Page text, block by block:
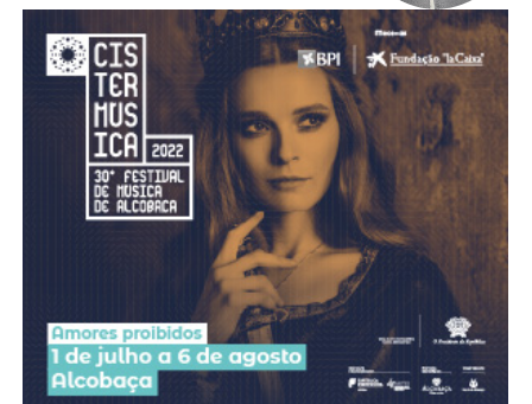
12 meses
Acesso ao conteúdo online
Acesso aos conteúdos Exclusivos para
assinantes
Ofertas para assinatura anual
Escolha o plano